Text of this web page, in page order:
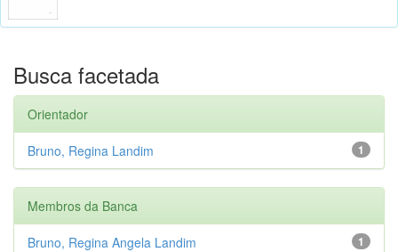
Busca facetada
Orientador
1
Bruno, Regina Landim
Membros da Banca
1
Bruno, Regina Angela Landim